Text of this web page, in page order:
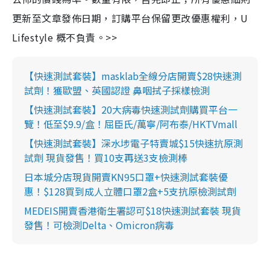
更新至文章發佈日期，訂購平台保留更改優惠權利，U
Lifestyle 概不負責。>>
【快速測試套裝】masklab全線分店開賣$28快速測
試劑！獲歐盟、英國認證 鼻咽拭子採樣檢測
【快速測試套裝】20大病毒快速測試劑購買平台一
覽！低至$9.9/盒！屈臣氏/萬寧/阿布泰/HKTVmall
【快速測試套裝】深水埗電子特賣城$15快速抗原測
試劑 現貨發售！買10支再送3支檢測棒
日本城分店現貨開賣KN95口罩+快速測試套裝優
惠！$128買到成人立體口罩2盒+5支抗原檢測試劑
MEDEIS開賣香港衛生署認可$18快速測試套裝 現貨
發售！可檢測Delta、Omicron病毒